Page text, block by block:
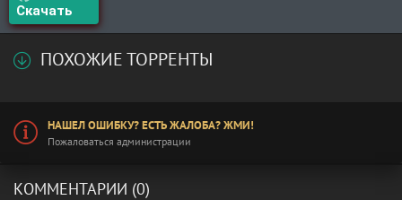
Скачать
ПОХОЖИЕ ТОРРЕНТЫ
НАШЕЛ ОШИБКУ? ЕСТЬ ЖАЛОБА? ЖМИ!
Пожаловаться администрации
КОММЕНТАРИИ (0)